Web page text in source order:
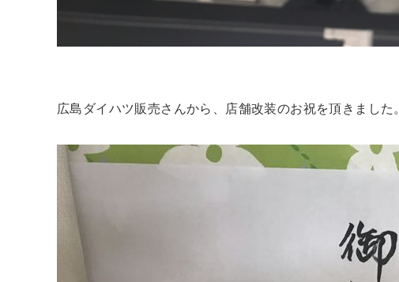
広島ダイハツ販売さんから、店舗改装のお祝を頂きました。